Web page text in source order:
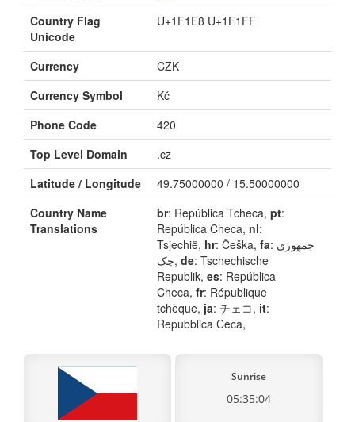
Country Flag
Unicode
U+1F1E8 U+1F1FF
Currency
CZK
Currency Symbol
Kč
Phone Code
420
Top Level Domain
.cz
Latitude / Longitude
49.75000000 / 15.50000000
Country Name
Translations
br: República Tcheca, pt:
República Checa, nl:
Tsjechië, hr: Češka, fa: جمهوری
چک, de: Tschechische
Republik, es: República
Checa, fr: République
tchèque, ja: チェコ, it:
Repubblica Ceca,
Sunrise
05:35:04